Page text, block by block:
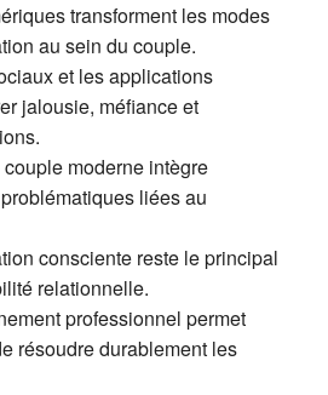
transforment les modes
au sein du couple.
et les applications
jalousie, méfiance et
moderne intègre
liées au
consciente reste le principal
relationnelle.
professionnel permet
résoudre durablement les